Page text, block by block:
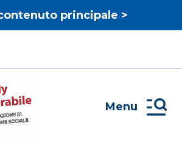
principale >
Menu